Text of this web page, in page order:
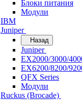
Блоки питания
Модули
IBM
Juniper
Назад
Juniper
EX2000/3000/
EX6200/8200/
QFX Series
Модули
Ruckus (Brocade)